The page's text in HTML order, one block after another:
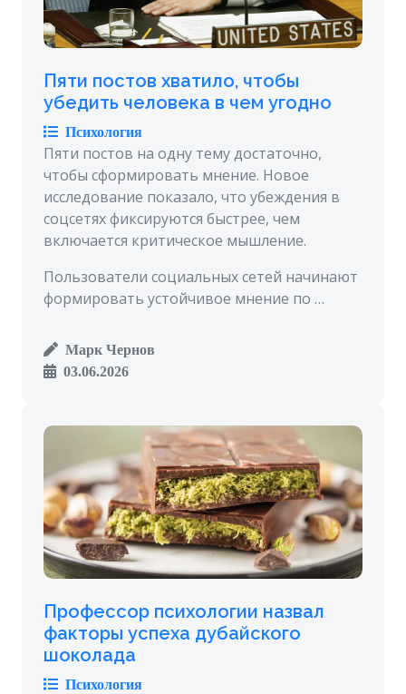
Пяти постов хватило, чтобы
убедить человека в чем угодно
Психология
Пяти постов на одну тему достаточно,
чтобы сформировать мнение. Новое
исследование показало, что убеждения в
соцсетях фиксируются быстрее, чем
включается критическое мышление.
Пользователи социальных сетей начинают
формировать устойчивое мнение по …
Марк Чернов
03.06.2026
Профессор психологии назвал
факторы успеха дубайского
шоколада
Психология